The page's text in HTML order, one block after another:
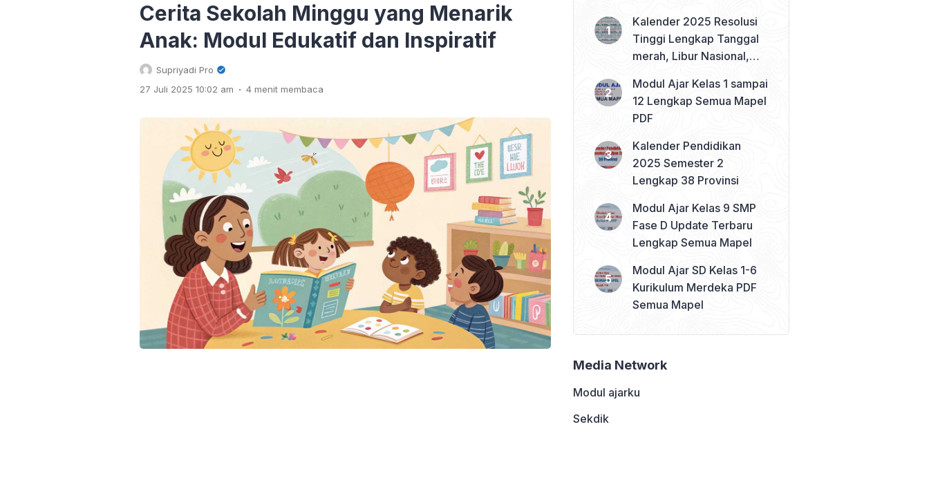
Cerita Sekolah Minggu yang Menarik
Anak: Modul Edukatif dan Inspiratif
Supriyadi Pro
27 Juli 2025 10:02 am . 4 menit membaca
Kalender 2025 Resolusi
Tinggi Lengkap Tanggal
merah, Libur Nasional,
Modul Ajar Kelas 1 sampai
12 Lengkap Semua Mapel
PDF
Kalender Pendidikan
2025 Semester 2
Lengkap 38 Provinsi
Modul Ajar Kelas 9 SMP
Fase D Update Terbaru
Lengkap Semua Mapel
Modul Ajar SD Kelas 1-6
Kurikulum Merdeka PDF
Semua Mapel
Media Network
Modul ajarku
Sekdik